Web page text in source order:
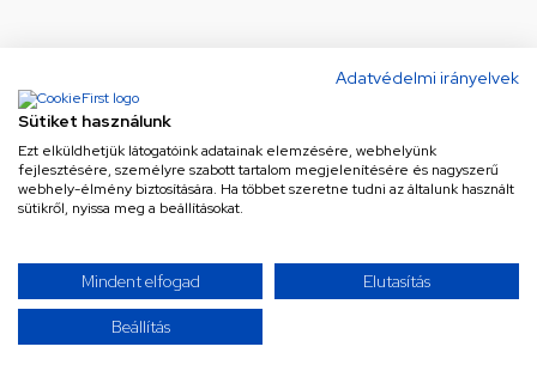
Adatvédelmi irányelvek
Sütiket használunk
Ezt elküldhetjük látogatóink adatainak elemzésére, webhelyünk
fejlesztésére, személyre szabott tartalom megjelenítésére és nagyszerű
webhely-élmény biztosítására. Ha többet szeretne tudni az általunk használt
sütikről, nyissa meg a beállításokat.
Mindent elfogad Elutasítás
Beállítás
Ne maradj le a legjobb
ajánlatokról!